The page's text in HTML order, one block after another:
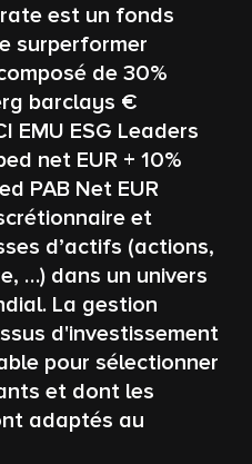
est un fonds
surperformer
de 30%
barclays €
EMU ESG Leaders
net EUR + 10%
PAB Net EUR
et
d’actifs (actions,
…) dans un univers
La gestion
d'investissement
pour sélectionner
et dont les
adaptés au